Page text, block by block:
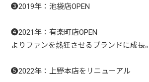
❸2019年：池袋店OPEN
❹2021年：有楽町店OPEN
よりファンを熱狂させるブランドに成長。
❺2022年：上野本店をリニューアル